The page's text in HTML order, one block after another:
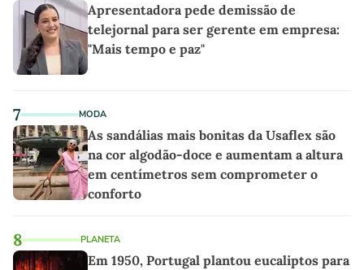
Apresentadora pede demissão de
telejornal para ser gerente em empresa:
"Mais tempo e paz"
7 MODA
As sandálias mais bonitas da Usaflex são
na cor algodão-doce e aumentam a altura
em centímetros sem comprometer o
conforto
8 PLANETA
Em 1950, Portugal plantou eucaliptos para